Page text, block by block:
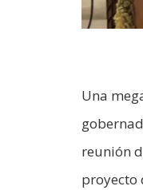
Una
reunión
proyecto